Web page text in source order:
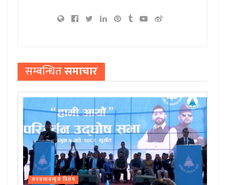
सम्बन्धितसमाचार
जनप्रभाबन्युज विशेष